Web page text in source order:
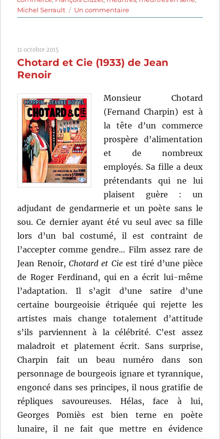
Michel Serrault
Un commentairesur
Les
(1982)
11 octobre 2015
Chotard et Cie (1933) de Jean
Renoir
Monsieur Chotard
(Fernand Charpin) est à
la tête d’un commerce
prospère d’alimentation
et de nombreux
employés. Sa fille a deux
prétendants qui ne lui
plaisent guère : un
adjudant de gendarmerie et un poète sans le
sou. Ce dernier ayant été vu seul avec sa fille
lors d’un bal costumé, il est contraint de
l’accepter comme gendre… Film assez rare de
Jean Renoir,Chotard et Cieest tiré d’une pièce
de Roger Ferdinand, qui en a écrit lui-même
l’adaptation. Il s’agit d’une satire d’une
certaine bourgeoisie étriquée qui rejette les
artistes mais change totalement d’attitude
s’ils parviennent à la célébrité. C’est assez
maladroit et platement écrit. Sans surprise,
Charpin fait un beau numéro dans son
personnage de bourgeois ignare et tyrannique,
engoncé dans ses principes, il nous gratifie de
répliques savoureuses. Hélas, face à lui,
Georges Pomiès est bien terne en poète
lunaire, il ne fait que mettre en évidence